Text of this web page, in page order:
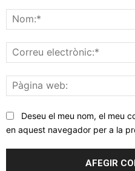
Deseu el meu nom, el meu
en aquest navegador per a la